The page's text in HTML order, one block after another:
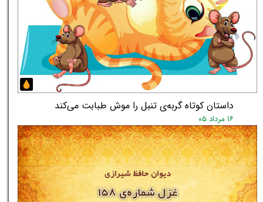
داستان کوتاه گربه‌ی تنبل را موش طبابت می‌کند
۱۶ مرداد ۰۵